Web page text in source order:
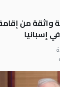
واثقة من